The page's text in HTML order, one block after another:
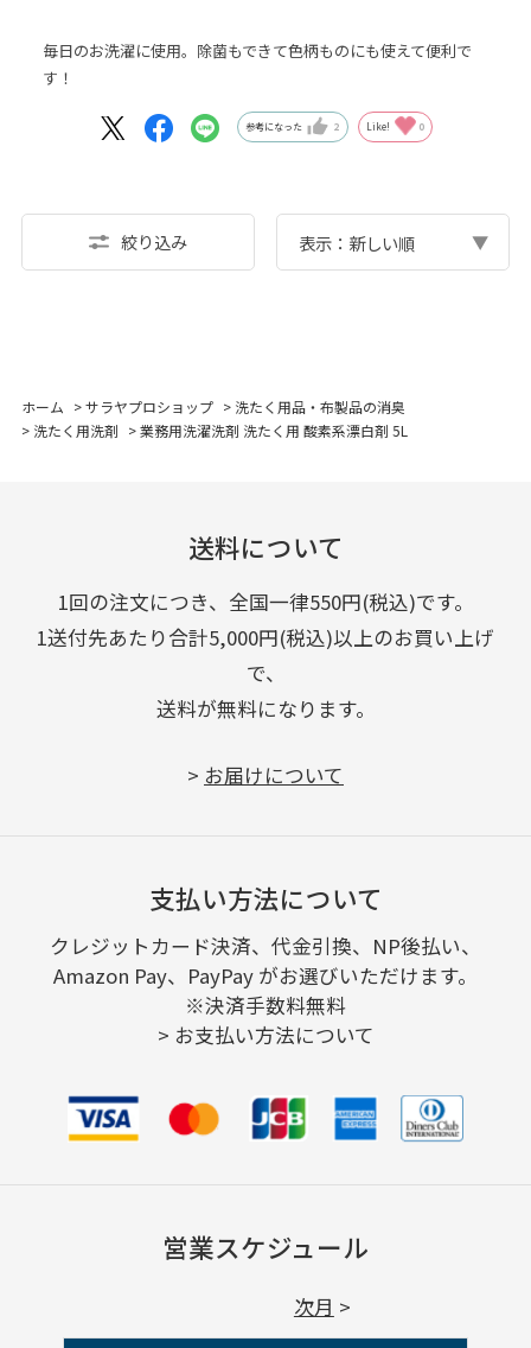
毎日のお洗濯に使用。除菌もできて色柄ものにも使えて便利で
す！
参考になった 2 Like! 0
絞り込み 表示：新しい順
ホーム >サラヤプロショップ > 洗たく用品・布製品の消臭
> 洗たく用洗剤 >業務用洗濯洗剤 洗たく用 酸素系漂白剤 5L
送料について
1回の注文につき、全国一律550円(税込)です。
1送付先あたり合計5,000円(税込)以上のお買い上げ
で、
送料が無料になります。
> お届けについて
支払い方法について
クレジットカード決済、代金引換、NP後払い、
Amazon Pay、PayPay がお選びいただけます。
※決済手数料無料
> お支払い方法について
営業スケジュール
次月